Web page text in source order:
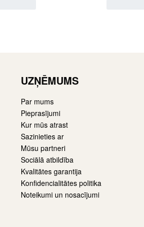
UZŅĒMUMS
Par mums
Pieprasījumi
Kur mūs atrast
Sazinieties ar
Mūsu partneri
Sociālā atbildība
Kvalitātes garantija
Konfidencialitātes politika
Noteikumi un nosacījumi